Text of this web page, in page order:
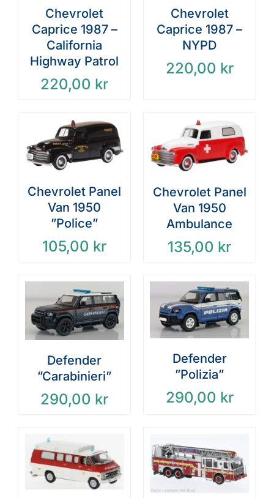
Chevrolet
Caprice 1987 –
California
Highway Patrol
220,00 kr
Chevrolet
Caprice 1987 –
NYPD
220,00 kr
Chevrolet Panel
Van 1950
”Police”
105,00 kr
Chevrolet Panel
Van 1950
Ambulance
135,00 kr
Defender
”Carabinieri”
290,00 kr
Defender
”Polizia”
290,00 kr